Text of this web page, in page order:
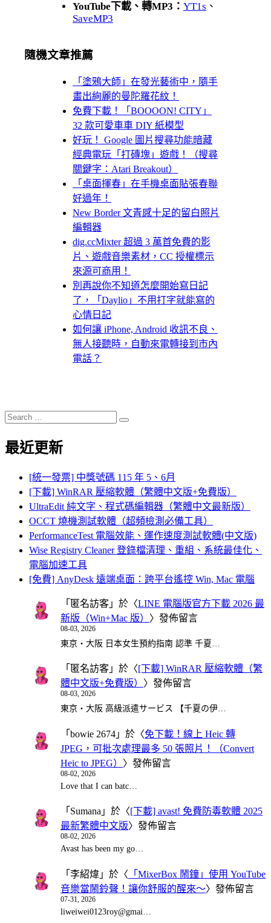
YouTube下載、轉MP3： YT1s 、
SaveMP3
隨機文章推薦
「塗鴉大師」在發光藝術中，隨手
畫出絢麗的曼陀羅花紋！
免費下載！「BOOOON! CITY」
32 款可愛車車 DIY 紙模型
好玩！ Google 圖片搜尋功能暗藏
經典電玩「打磚塊」遊戲！（搜尋
關鍵字：Atari Breakout）
「桌面揮春」在手機桌面貼張春聯
好過年！
New Border 文青感十足的留白照片
編輯器
dig.ccMixter 超過 3 萬首免費的影
片、遊戲音樂素材，CC 授權標示
來源可商用！
別再說你不知道怎麼開始寫日記
了，「Daylio」不用打字就能寫的
心情日記
如何讓 iPhone, Android 收訊不良、
無人接聽時，自動來電轉接到市內
電話？
Search
for:
Search
最近更新
[統一發票] 中獎號碼 115 年 5、6月
[下載] WinRAR 壓縮軟體（繁體中文版+免費版）
UltraEdit 純文字、程式碼編輯器（繁體中文最新版）
OCCT 燒機測試軟體（超頻檢測必備工具）
PerformanceTest 電腦效能、運作速度測試軟體(中文版)
Wise Registry Cleaner 登錄檔清理、重組、系統最佳化、
電腦加速工具
[免費] AnyDesk 遠端桌面：跨平台遙控 Win, Mac 電腦
「 匿名訪客 」於〈LINE 電腦版官方下載 2026 最
新版（Win+Mac 版） 〉發佈留言
08-03, 2026
東京・大阪 日本女生預約指南 認準 千夏…
「 匿名訪客 」於〈[下載] WinRAR 壓縮軟體（繁
體中文版+免費版） 〉發佈留言
08-03, 2026
東京・大阪 高級派遣サービス 【千夏の伊…
「 bowie 2674 」於〈免下載！線上 Heic 轉
JPEG，可批次處理最多 50 張照片！（Convert
Heic to JPEG） 〉發佈留言
08-02, 2026
Love that I can batc…
「 Sumana 」於〈[下載] avast! 免費防毒軟體 2025
最新繁體中文版〉發佈留言
08-02, 2026
Avast has been my go…
「 李紹煒 」於〈 「MixerBox 鬧鐘」使用 YouTube
音樂當鬧鈴聲！讓你舒服的醒來～〉發佈留言
07-31, 2026
liweiwei0123roy@gmai…